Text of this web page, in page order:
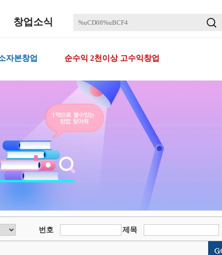
창업소식
자본창업 순수익 2천이상 고수익창업
번호 제목